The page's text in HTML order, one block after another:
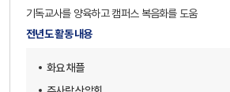
기독교사를 양육하고 캠퍼스 복음화를 도움
전년도 활동 내용
화요 채플